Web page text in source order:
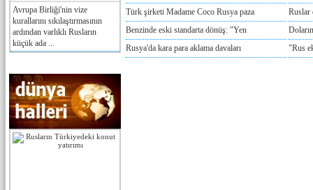
Avrupa Birliği'nin vize
kurallarını sıkılaştırmasının
ardından varlıklı Rusların
küçük ada ...
Türk şirketi Madame Coco Rusya paza
Ruslar
Benzinde eski standarta dönüş: "Yen
Rusya'da kara para aklama davaları
"Rus